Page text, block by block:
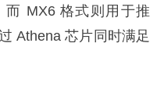
而 MX6 格式则用于推
Athena 芯片同时满足